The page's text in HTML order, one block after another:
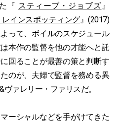
『 スティーブ・ジョブズ 』
インスポッティング 』(2017)
って、ボイルのスケジュール
本作の監督を他の才能へと託
回ることが最善の策と判断す
のが、夫婦で監督を務める異
ァレリー・ファリスだ。
ーシャルなどを手がけてきた